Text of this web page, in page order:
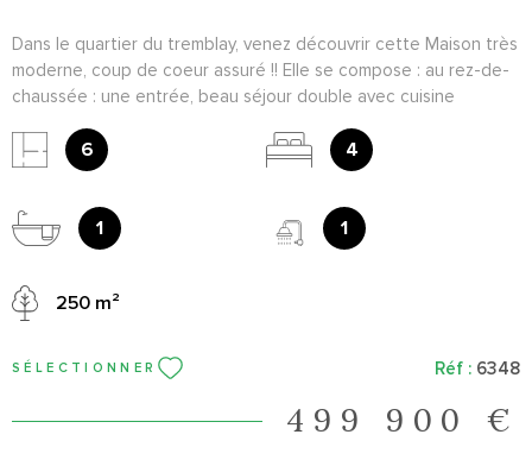
Dans le quartier du tremblay, venez découvrir cette Maison très
moderne, coup de coeur assuré !! Elle se compose : au rez-de-
chaussée : une entrée, beau séjour double avec cuisine
sous sol : Une chambre, salle d'eau, et buanderie. Garage, et
salon d'été. A voir au plus vite !
6 4
1 1
250 m²
SÉLECTIONNER Réf : 6348
499 900 €